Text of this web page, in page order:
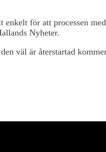
för att processen
Nyheter.
väl är återstartad